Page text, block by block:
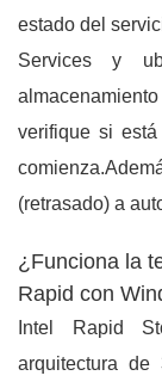
estado del
Services y
verifique si
(retrasado) a
¿Funciona la
Rapid con
Intel Rapid
arquitectura